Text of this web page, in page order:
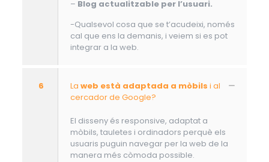
– Blog actualitzable per l’usuari.
-Qualsevol cosa que se t’acudeixi, només
cal que ens la demanis, i veiem si es pot
integrar a la web.
6 La web està adaptada a mòbils i al
cercador de Google?
El disseny és responsive, adaptat a
mòbils, tauletes i ordinadors perquè els
usuaris puguin navegar per la web de la
manera més còmoda possible.